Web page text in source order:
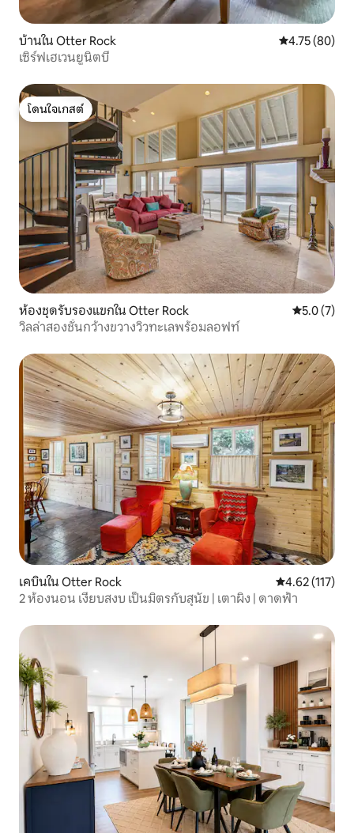
บ้านใน Otter Rock คะแนนเฉลี่ย
4.75 (80)
เซิร์ฟเฮเวนยูนิตบี
โดนใจเกสต์
โดนใจเกสต์
ห้องชุดรับรองแขกใน Otter Rock คะแนนเฉลี่
5.0 (7)
วิลล่าสองชั้นกว้างขวางวิวทะเลพร้อมลอฟท์
เคบินใน Otter Rock คะแนนเฉลี่ย
4.62 (117)
2 ห้องนอน เงียบสงบ เป็นมิตรกับสุนัข | เตาผิง | ดาดฟ้า